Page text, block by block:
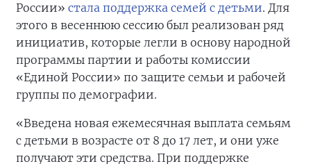
России» стала поддержка семей с детьми. Для
этого в весеннюю сессию был реализован ряд
инициатив, которые легли в основу народной
программы партии и работы комиссии
«Единой России» по защите семьи и рабочей
группы по демографии.
«Введена новая ежемесячная выплата семьям
с детьми в возрасте от 8 до 17 лет, и они уже
получают эти средства. При поддержке